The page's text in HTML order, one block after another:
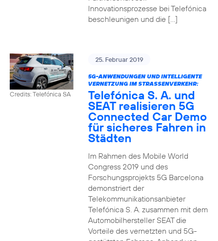
Innovationsprozesse bei Telefónica
beschleunigen und die […]
Credits: Telefónica SA
25. Februar 2019
5G-ANWENDUNGEN UND INTELLIGENTE
VERNETZUNG IM STRASSENVERKEHR:
Telefónica S. A. und
SEAT realisieren 5G
Connected Car Demo
für sicheres Fahren in
Städten
Im Rahmen des Mobile World
Congress 2019 und des
Forschungsprojekts 5G Barcelona
demonstriert der
Telekommunikationsanbieter
Telefónica S. A. zusammen mit dem
Automobilhersteller SEAT die
Vorteile des vernetzten und 5G-